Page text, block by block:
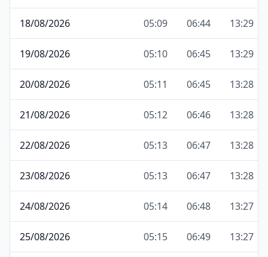
18/08/2026 05:09 06:44 13:29
19/08/2026 05:10 06:45 13:29
20/08/2026 05:11 06:45 13:28
21/08/2026 05:12 06:46 13:28
22/08/2026 05:13 06:47 13:28
23/08/2026 05:13 06:47 13:28
24/08/2026 05:14 06:48 13:27
25/08/2026 05:15 06:49 13:27